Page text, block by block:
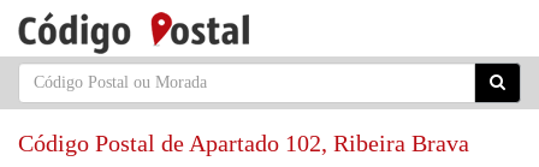
Código Postal de Apartado 102, Ribeira Brava